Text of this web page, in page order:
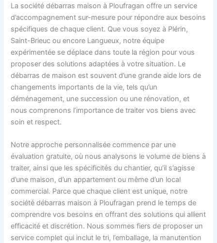
La société débarras maison à Ploufragan offre un service
d’accompagnement sur-mesure pour répondre aux besoins
spécifiques de chaque client. Que vous soyez à Plérin,
Saint-Brieuc ou encore Langueux, notre équipe
expérimentée se déplace dans toute la région pour vous
proposer des solutions adaptées à votre situation. Le
débarras de maison est souvent d’une grande aide lors de
changements importants de la vie, tels qu’un
déménagement, une succession ou une rénovation, et
nous comprenons l’importance de traiter vos biens avec
soin et respect.
Notre approche personnalisée commence par une
évaluation gratuite, où nous analysons le volume de biens à
traiter, ainsi que les spécificités du chantier, qu’il s’agisse
d’une maison, d’un appartement ou même d’un local
commercial. Parce que chaque client est unique, notre
société débarras maison à Ploufragan prend le temps de
comprendre vos besoins en offrant des solutions qui allient
efficacité et discrétion. Nous sommes fiers de proposer un
service complet qui inclut le tri, l’emballage, la manutention